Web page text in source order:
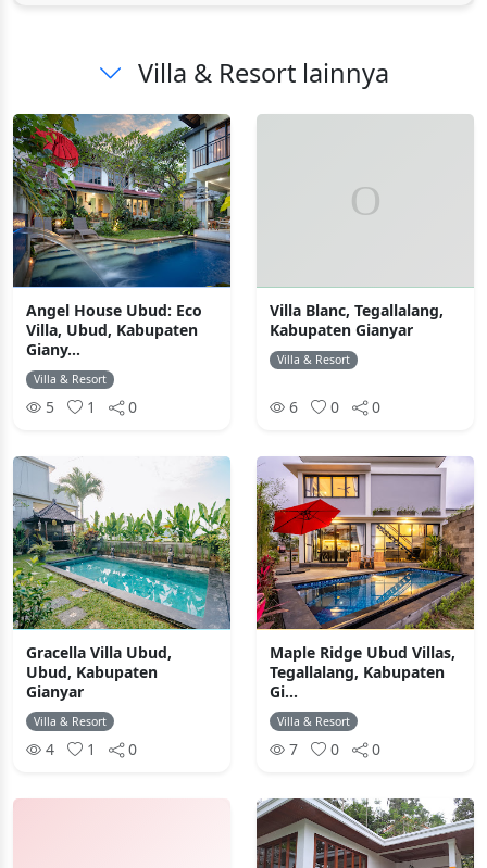
Villa & Resort lainnya
Angel House Ubud: Eco
Villa, Ubud, Kabupaten
Giany...
Villa & Resort
5 1 0
Villa Blanc, Tegallalang,
Kabupaten Gianyar
Villa & Resort
6 0 0
Gracella Villa Ubud,
Ubud, Kabupaten
Gianyar
Villa & Resort
4 1 0
Maple Ridge Ubud Villas,
Tegallalang, Kabupaten
Gi...
Villa & Resort
7 0 0